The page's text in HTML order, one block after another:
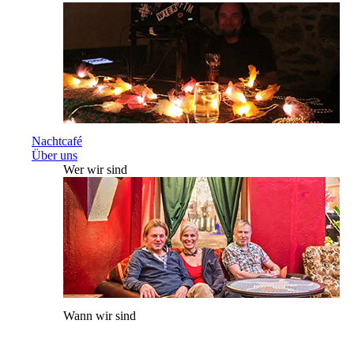
Nachtcafé
Über uns
Wer wir sind
Wann wir sind